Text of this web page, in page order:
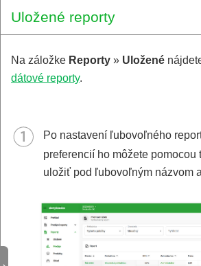
Uložené reporty
Na záložke Reporty » Uložené
dátové reporty.
Po nastavení ľubovoľného
preferencií ho môžete
uložiť pod ľubovoľným názvom